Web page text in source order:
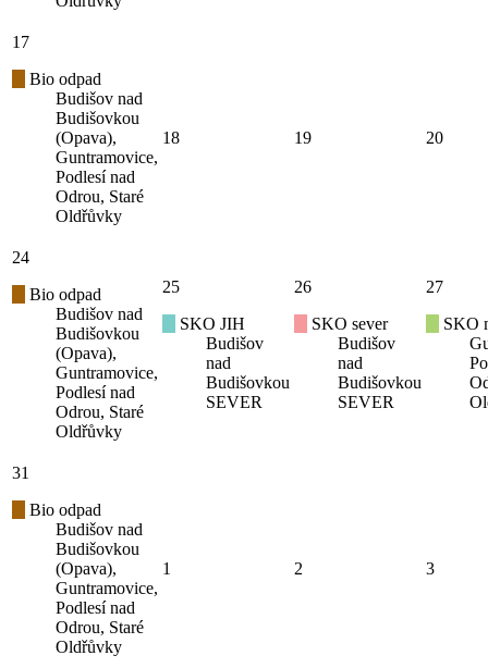
17
Bio odpad
Budišov nad
Budišovkou
(Opava),
Guntramovice,
Podlesí nad
Odrou, Staré
Oldřůvky
18 19 20
24
Bio odpad
Budišov nad
Budišovkou
(Opava),
Guntramovice,
Podlesí nad
Odrou, Staré
Oldřůvky
25
SKO JIH
Budišov
nad
Budišovkou
SEVER
26
SKO sever
Budišov
nad
Budišovkou
SEVER
27
SKO
31
Bio odpad
Budišov nad
Budišovkou
(Opava),
Guntramovice,
Podlesí nad
Odrou, Staré
Oldřůvky
1 2 3